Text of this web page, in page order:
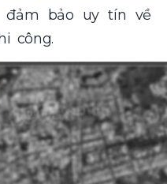
đảm bảo uy tín về
công.